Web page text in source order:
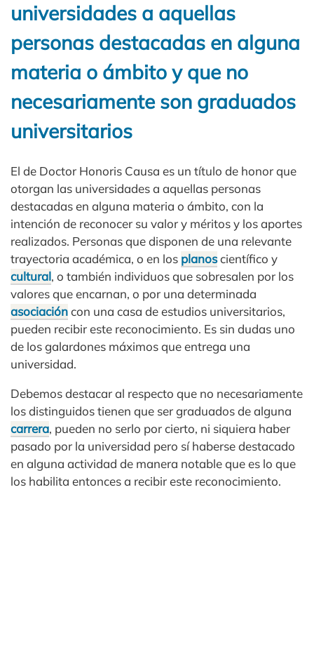
universidades a aquellas
personas destacadas en alguna
materia o ámbito y que no
necesariamente son graduados
universitarios
El de Doctor Honoris Causa es un título de honor que
otorgan las universidades a aquellas personas
destacadas en alguna materia o ámbito, con la
intención de reconocer su valor y méritos y los aportes
realizados. Personas que disponen de una relevante
trayectoria académica, o en los planoscientífico y
cultural, o también individuos que sobresalen por los
valores que encarnan, o por una determinada
asociacióncon una casa de estudios universitarios,
pueden recibir este reconocimiento. Es sin dudas uno
de los galardones máximos que entrega una
universidad.
Debemos destacar al respecto que no necesariamente
los distinguidos tienen que ser graduados de alguna
carrera, pueden no serlo por cierto, ni siquiera haber
pasado por la universidad pero sí haberse destacado
en alguna actividad de manera notable que es lo que
los habilita entonces a recibir este reconocimiento.